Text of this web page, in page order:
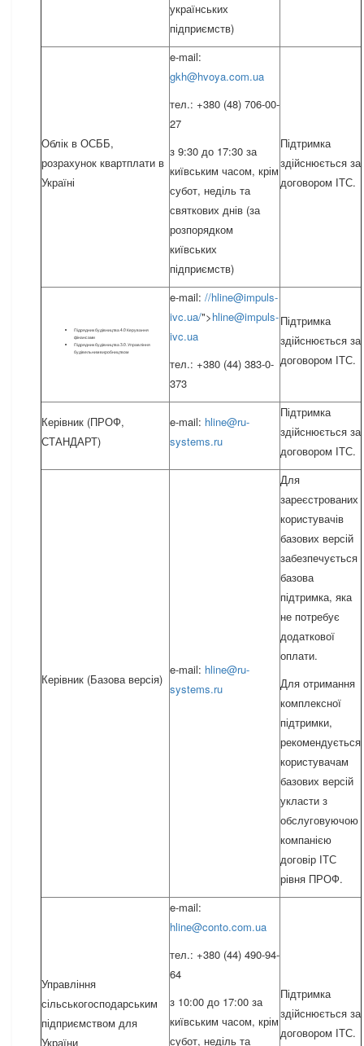
українських
підприємств)
Облік в ОСББ,
розрахунок квартплати в
Україні
e-mail:
gkh@hvoya.com.ua
тел.: +380 (48) 706-00-
27
з 9:30 до 17:30 за
київським часом, крім
субот, неділь та
святкових днів (за
розпорядком
київських
підприємств)
Підтримка
здійснюється за
договором ІТС.
Підрядник будівництва 4.0 Керування
фінансами
Підрядник будівництва 3.0. Управління
будівельним виробництвом
e-mail: //hline@impuls-
ivc.ua/">hline@impuls-
ivc.ua
тел.: +380 (44) 383-0-
373
Підтримка
здійснюється за
договором ІТС.
Керівник (ПРОФ,
СТАНДАРТ)
e-mail: hline@ru-
systems.ru
Підтримка
здійснюється за
договором ІТС.
Керівник (Базова версія)
e-mail: hline@ru-
systems.ru
Для
зареєстрованих
користувачів
базових версій
забезпечується
базова
підтримка, яка
не потребує
додаткової
оплати.
Для отримання
комплексної
підтримки,
рекомендується
користувачам
базових версій
укласти з
обслуговуючою
компанією
договір ІТС
рівня ПРОФ.
Управління
сільськогосподарським
підприємством для
України
e-mail:
hline@conto.com.ua
тел.: +380 (44) 490-94-
64
з 10:00 до 17:00 за
київським часом, крім
субот, неділь та
Підтримка
здійснюється за
договором ІТС.